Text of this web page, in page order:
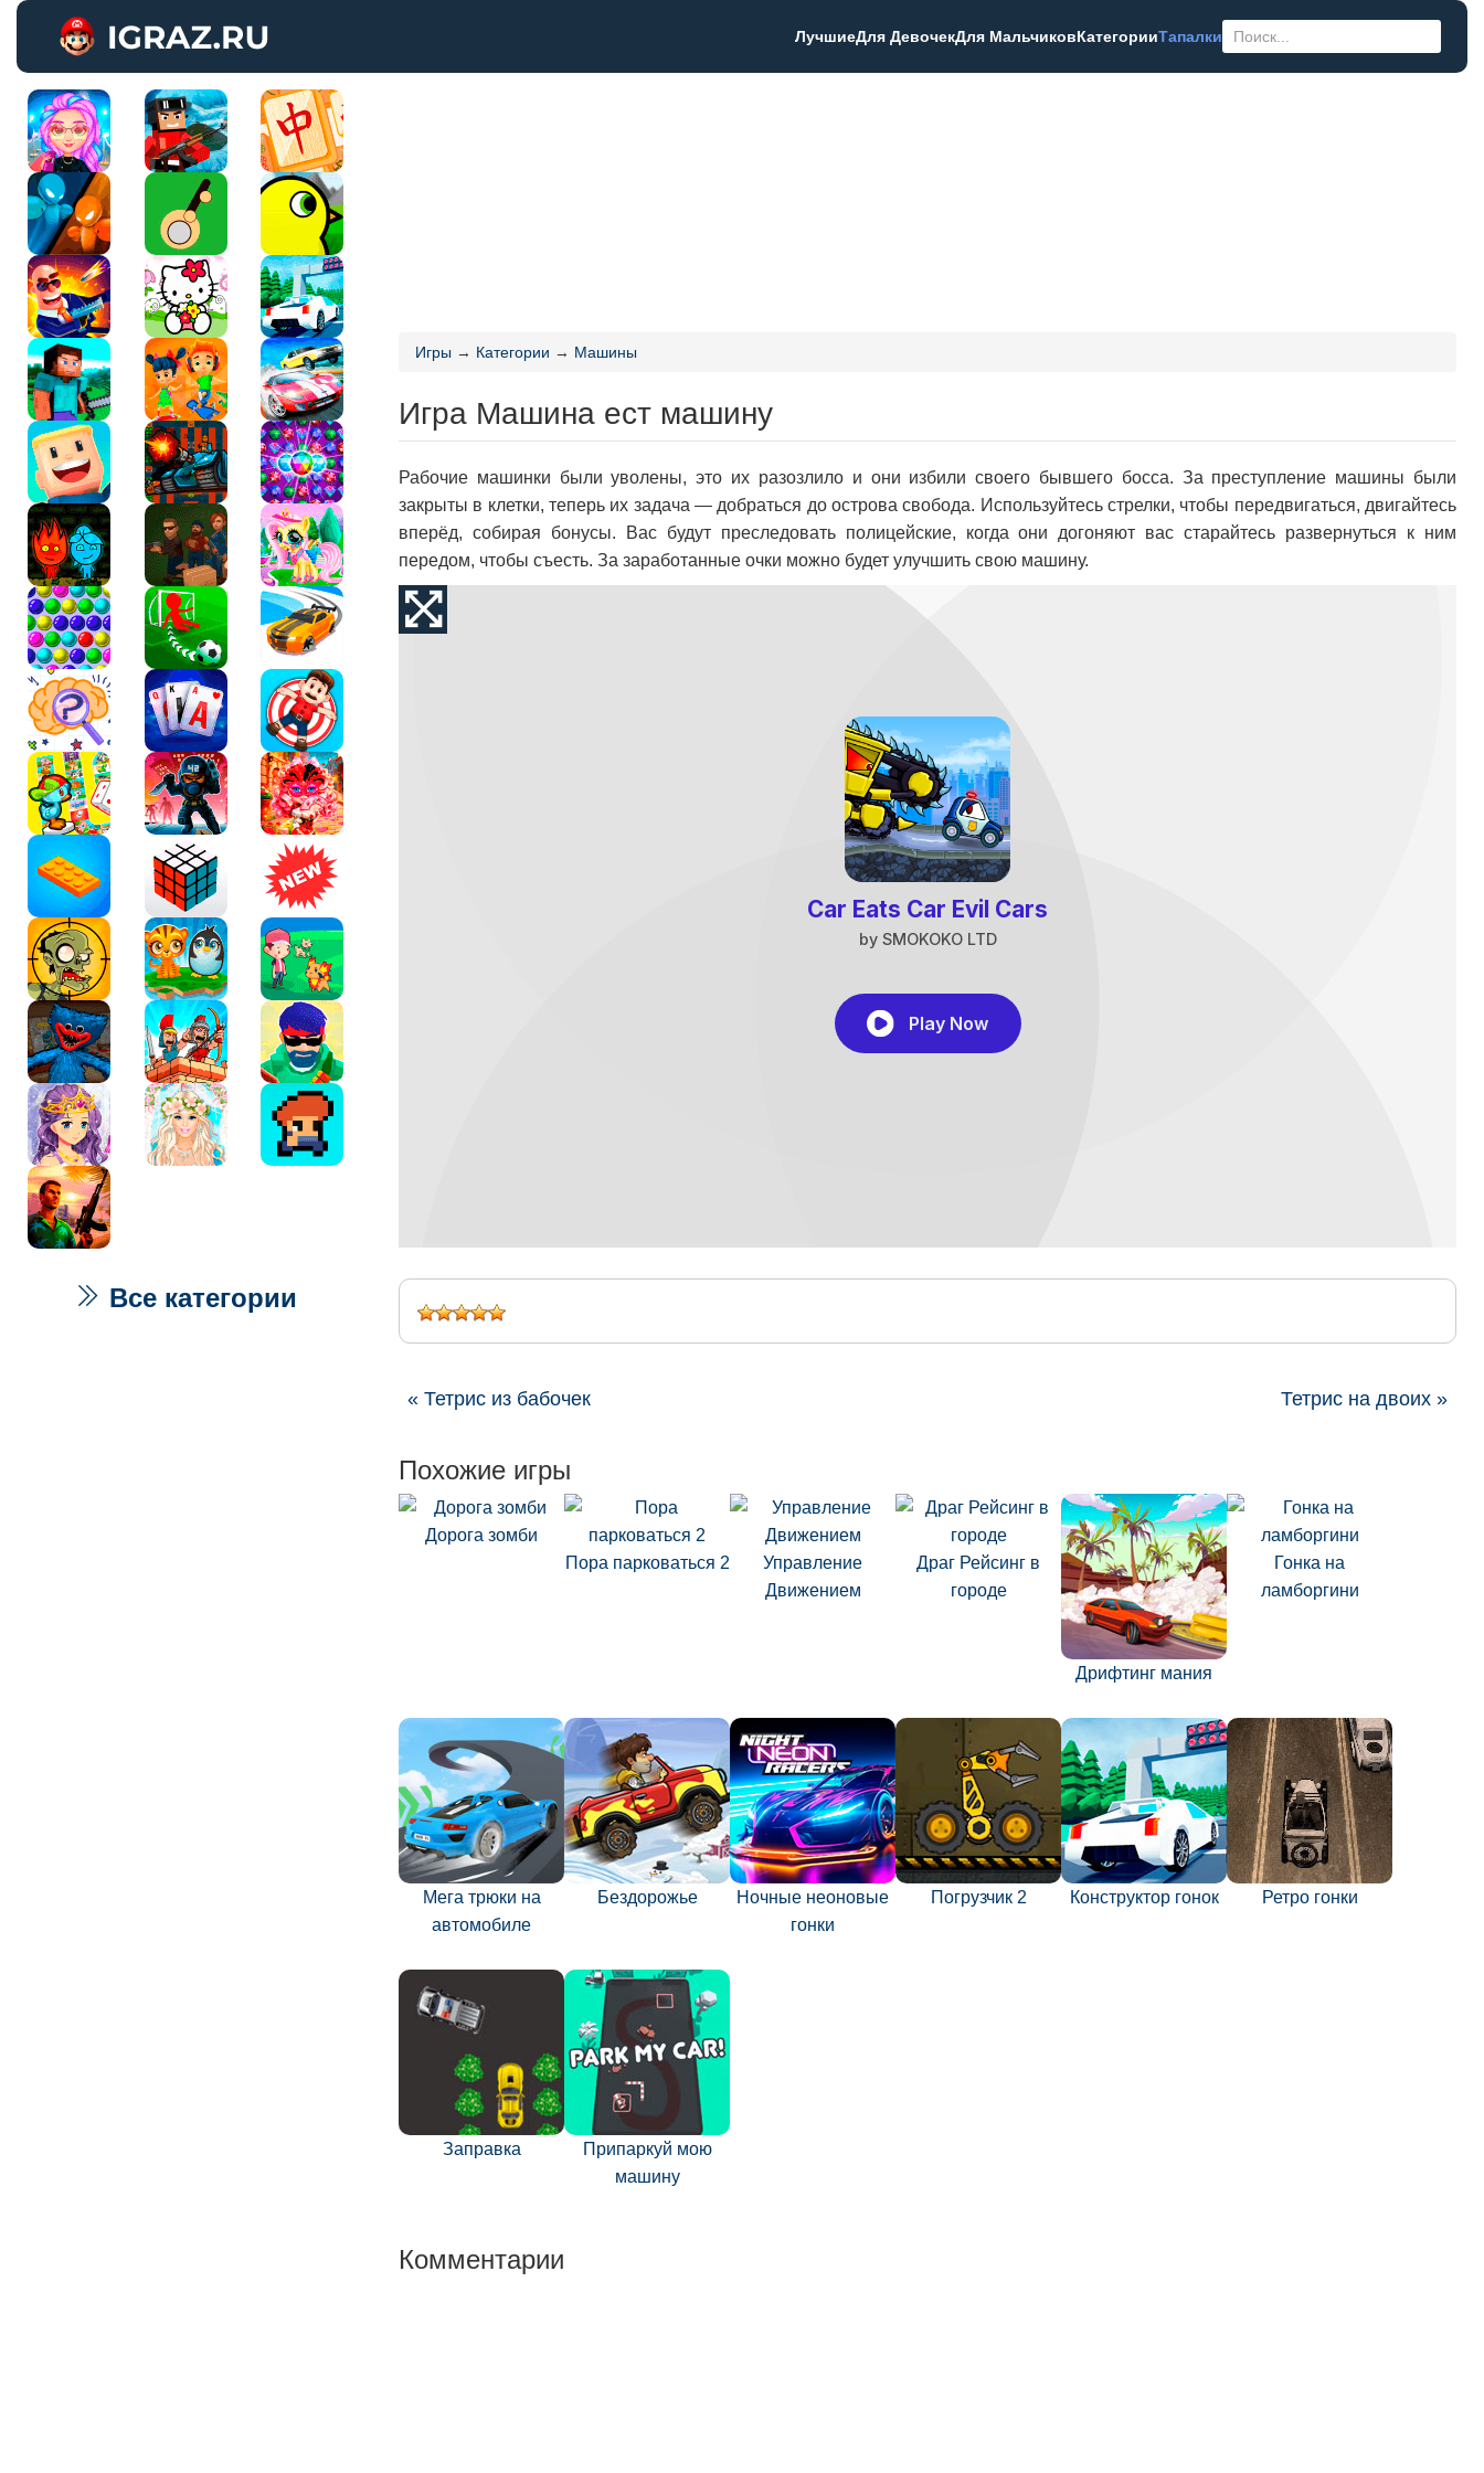
ЛучшиеДля ДевочекДля МальчиковКатегорииТапалки
Игры → Категории → Машины
Игра Машина ест машину
Рабочие машинки были уволены, это их разозлило и они избили своего бывшего босса. За преступление машины были
закрыты в клетки, теперь их задача — добраться до острова свобода. Используйтесь стрелки, чтобы передвигаться, двигайтесь
вперёд, собирая бонусы. Вас будут преследовать полицейские, когда они догоняют вас старайтесь развернуться к ним
передом, чтобы съесть. За заработанные очки можно будет улучшить свою машину.
« Тетрис из бабочек Тетрис на двоих »
Похожие игры
Дорога зомби
Пора парковаться 2
Управление
Движением
Драг Рейсинг в
городе
Дрифтинг мания
Гонка на
ламборгини
Мега трюки на
автомобиле
Бездорожье
Ночные неоновые
гонки
Погрузчик 2 Конструктор гонок Ретро гонки
Заправка
Припаркуй мою
машину
Комментарии
Все категории